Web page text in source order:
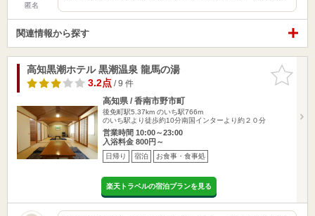
匿名
関連情報から探す
お気に入
りに追加
高知黒潮ホテル 黒潮温泉 龍馬の湯
3.2点/ 9 件
高知県 / 香南市野市町
後免町駅5.37km のいち駅766m
のいち駅より徒歩約10分南国インターより約２０分
営業時間 10:00～23:00
入浴料金 800円～
日帰り 宿泊 お食事・食事処
楽天トラベルの宿泊プランを見る